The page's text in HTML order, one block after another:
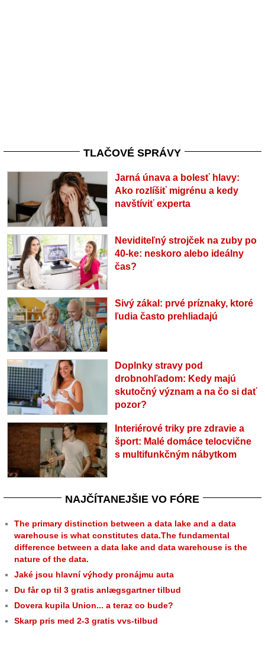
TLAČOVÉ SPRÁVY
Jarná únava a bolesť hlavy:
Ako rozlíšiť migrénu a kedy
navštíviť experta
Neviditeľný strojček na zuby po
40-ke: neskoro alebo ideálny
čas?
Sivý zákal: prvé príznaky, ktoré
ľudia často prehliadajú
Doplnky stravy pod
drobnohľadom: Kedy majú
skutočný význam a na čo si dať
pozor?
Interiérové triky pre zdravie a
šport: Malé domáce telocvične
s multifunkčným nábytkom
NAJČÍTANEJŠIE VO FÓRE
The primary distinction between a data lake and a data
warehouse is what constitutes data.The fundamental
difference between a data lake and data warehouse is the
nature of the data.
Jaké jsou hlavní výhody pronájmu auta
Du får op til 3 gratis anlægsgartner tilbud
Dovera kupila Union... a teraz co bude?
Skarp pris med 2-3 gratis vvs-tilbud